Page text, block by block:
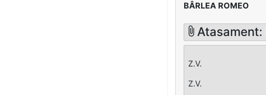
BÂRLEA ROMEO
Atasament:
Z.V.
Z.V.